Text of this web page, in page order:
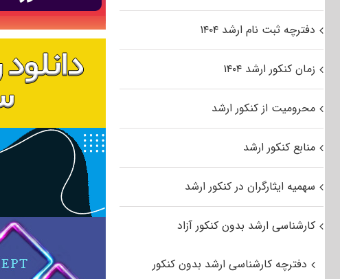
دفترچه ثبت نام ارشد ۱۴۰۴
زمان کنکور ارشد ۱۴۰۴
محرومیت از کنکور ارشد
منابع کنکور ارشد
سهمیه ایثارگران در کنکور ارشد
کارشناسی ارشد بدون کنکور آزاد
دفترچه کارشناسی ارشد بدون کنکور